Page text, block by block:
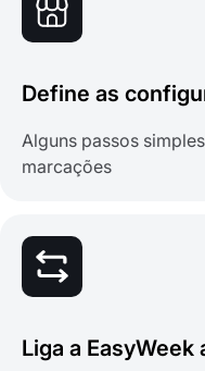
Define as
Alguns passos
marcações
Liga a EasyWeek